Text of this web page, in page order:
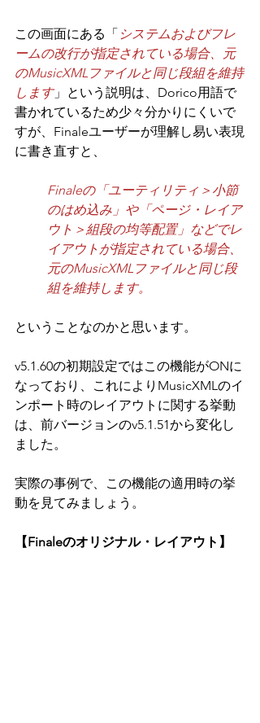
この画面にある「 システムおよびフレ
ームの改行が指定されている場合、元
のMusicXMLファイルと同じ段組を維持
します」という説明は、Dorico用語で
書かれているため少々分かりにくいで
すが、Finaleユーザーが理解し易い表現
に書き直すと、
Finaleの「ユーティリティ＞小節
のはめ込み」や「ページ・レイア
ウト＞組段の均等配置」などでレ
イアウトが指定されている場合、
元のMusicXMLファイルと同じ段
組を維持します。
ということなのかと思います。
v5.1.60の初期設定ではこの機能がONに
なっており、これによりMusicXMLのイ
ンポート時のレイアウトに関する挙動
は、前バージョンのv5.1.51から変化し
ました。
実際の事例で、この機能の適用時の挙
動を見てみましょう。
【Finaleのオリジナル・レイアウト】